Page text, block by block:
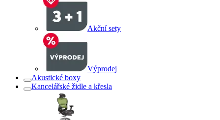
Akční sety
Výprodej
Akustické boxy
Kancelářské židle a křesla